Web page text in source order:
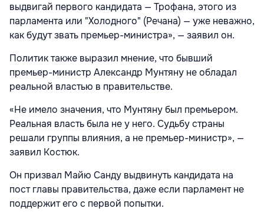
выдвигай первого кандидата — Трофана, этого из
парламента или "Холодного" (Речана) — уже неважно,
как будут звать премьер-министра», — заявил он.
Политик также выразил мнение, что бывший
премьер-министр Александр Мунтяну не обладал
реальной властью в правительстве.
«Не имело значения, что Мунтяну был премьером.
Реальная власть была не у него. Судьбу страны
решали группы влияния, а не премьер-министр», —
заявил Костюк.
Он призвал Майю Санду выдвинуть кандидата на
пост главы правительства, даже если парламент не
поддержит его с первой попытки.